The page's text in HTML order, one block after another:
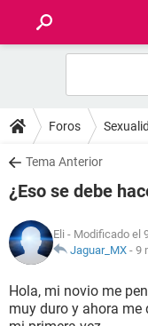
FOROS
SALUD
FAMILIA
NUTRICIÓN
BIENESTAR
Foros
Tema Anterior
¿Eso se debe
Eli - Modificado el
Jaguar_MX - 9
Hola, mi novio me
muy duro y ahora me